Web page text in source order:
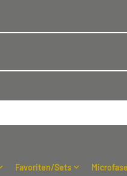
Favoriten/Sets